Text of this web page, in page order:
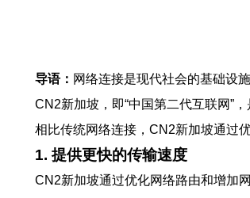
导语： 网络连接是现代社会的基础设
CN2新加坡，即“中国第二代互联网”
相比传统网络连接，CN2新加坡通过
1. 提供更快的传输速度
CN2新加坡通过优化网络路由和增加